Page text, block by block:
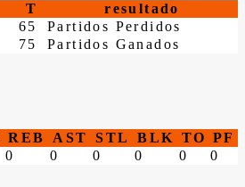
T
resultado
65
Partidos Perdidos
75 Partidos Ganados
REB AST STL BLK TO PF
0 0 0 0 0 0